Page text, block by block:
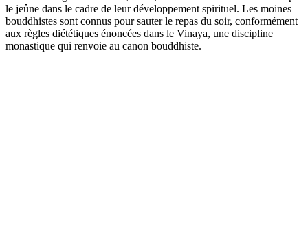
le jeûne dans le cadre de leur développement spirituel. Les moines
bouddhistes sont connus pour sauter le repas du soir, conformément
aux règles diététiques énoncées dans le Vinaya, une discipline
monastique qui renvoie au canon bouddhiste.